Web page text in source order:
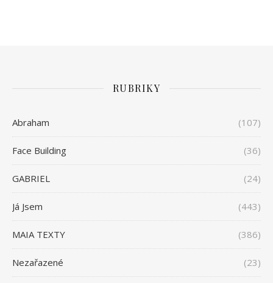
RUBRIKY
Abraham (107)
Face Building (36)
GABRIEL (24)
Já Jsem (443)
MAIA TEXTY (386)
Nezařazené (23)